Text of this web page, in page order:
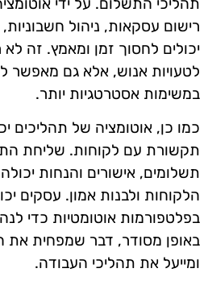
רישום עסקאות, ניהול חשבוניות,
יכולים לחסוך זמן ומאמץ. זה
לטעויות אנוש, אלא גם מאפשר
במשימות אסטרטגיות יותר.
כמו כן, אוטומציה של תהליכים
תקשורת עם לקוחות. שליחת
תשלומים, אישורים והנחות
הלקוחות ולבנות אמון. עסקים
בפלטפורמות אוטומטיות כדי
באופן מסודר, דבר שמפחית את
ומייעל את תהליכי העבודה.